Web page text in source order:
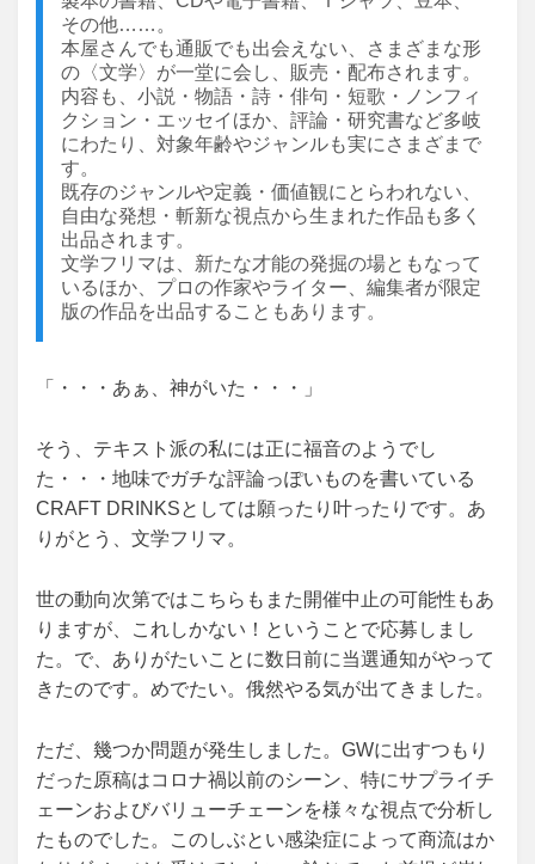
その他……。
本屋さんでも通販でも出会えない、さまざまな形
の〈文学〉が一堂に会し、販売・配布されます。
内容も、小説・物語・詩・俳句・短歌・ノンフィ
クション・エッセイほか、評論・研究書など多岐
にわたり、対象年齢やジャンルも実にさまざまで
す。
既存のジャンルや定義・価値観にとらわれない、
自由な発想・斬新な視点から生まれた作品も多く
出品されます。
文学フリマは、新たな才能の発掘の場ともなって
いるほか、プロの作家やライター、編集者が限定
版の作品を出品することもあります。
「・・・あぁ、神がいた・・・」
そう、テキスト派の私には正に福音のようでし
た・・・地味でガチな評論っぽいものを書いている
CRAFT DRINKSとしては願ったり叶ったりです。あ
りがとう、文学フリマ。
世の動向次第ではこちらもまた開催中止の可能性もあ
りますが、これしかない！ということで応募しまし
た。で、ありがたいことに数日前に当選通知がやって
きたのです。めでたい。俄然やる気が出てきました。
ただ、幾つか問題が発生しました。GWに出すつもり
だった原稿はコロナ禍以前のシーン、特にサプライチ
ェーンおよびバリューチェーンを様々な視点で分析し
たものでした。このしぶとい感染症によって商流はか